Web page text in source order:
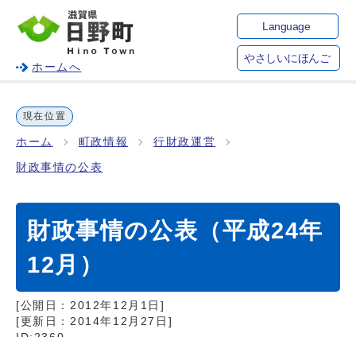
ホームへ
Language
やさしいにほんご
現在位置
ホーム 町政情報 行財政運営
財政事情の公表
財政事情の公表（平成24年
12月）
[公開日： 2012年12月1日 ]
[更新日： 2014年12月27日 ]